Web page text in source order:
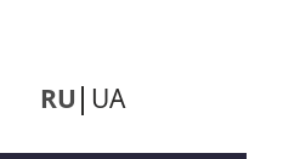
RU UA